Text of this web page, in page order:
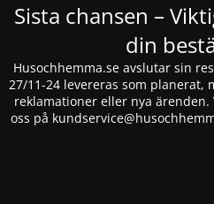
Sista chansen –
din
Husochhemma.se avslutar sin
27/11-24 levereras som planerat,
reklamationer eller nya
oss på